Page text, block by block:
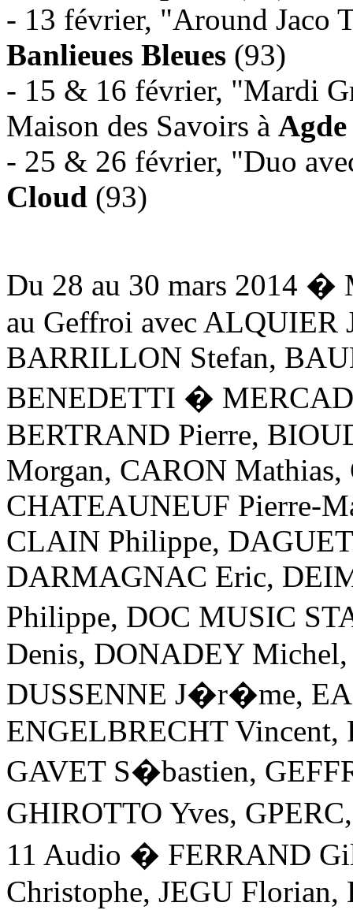
- 13 février, "Around Jaco
Banlieues Bleues (93)
- 15 & 16 février, "Mardi
Maison des Savoirs à Agde
- 25 & 26 février, "Duo
Cloud (93)
Du 28 au 30 mars 2014 �
au Geffroi avec ALQUIER
BARRILLON Stefan,
BENEDETTI �
BERTRAND Pierre,
Morgan, CARON
CHATEAUNEUF Pierre-
CLAIN Philippe,
DARMAGNAC Eric,
Philippe, DOC MUSIC
Denis, DONADEY
DUSSENNE J�r�me,
ENGELBRECHT Vincent,
GAVET S�bastien,
GHIROTTO Yves,
11 Audio � FERRAND
Christophe, JEGU